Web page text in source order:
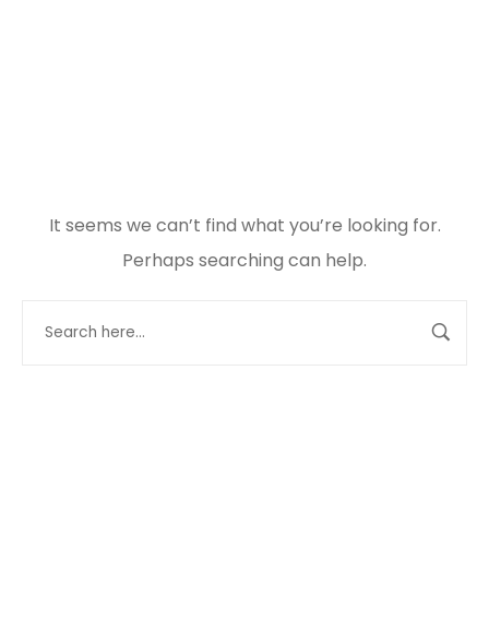
It seems we can’t find what you’re looking for.
Perhaps searching can help.